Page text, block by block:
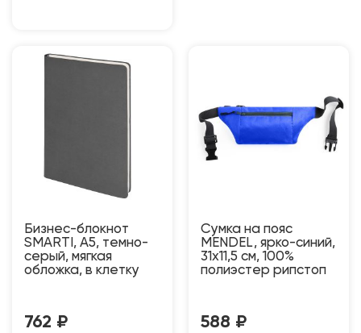
Бизнес-блокнот
SMARTI, A5, темно-
серый, мягкая
обложка, в клетку
762 ₽
Сумка на пояс
MENDEL, ярко-синий,
31x11,5 см, 100%
полиэстер рипстоп
588 ₽